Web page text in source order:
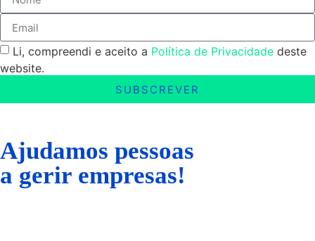
Li, compreendi e aceito a Política de Privacidade deste
website.
SUBSCREVER
Ajudamos pessoas
a gerir empresas!